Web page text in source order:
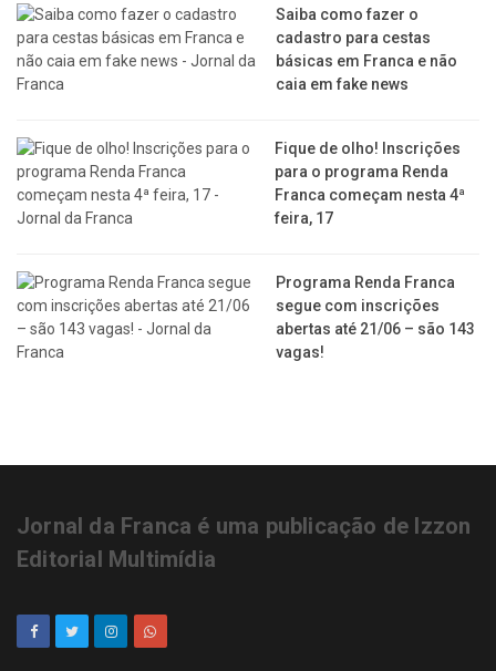
Saiba como fazer o
cadastro para cestas
básicas em Franca e não
caia em fake news
Fique de olho! Inscrições
para o programa Renda
Franca começam nesta 4ª
feira, 17
Programa Renda Franca
segue com inscrições
abertas até 21/06 – são 143
vagas!
Jornal da Franca é uma publicação de Izzon
Editorial Multimídia